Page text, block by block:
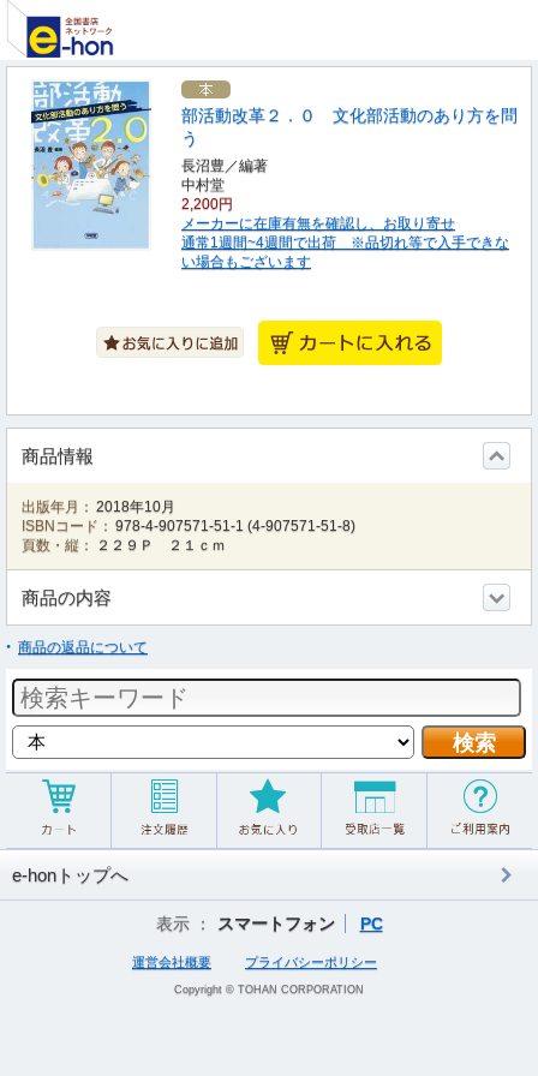
部活動改革２．０ 文化部活動のあり方を問
う
長沼豊／編著
中村堂
2,200円
メーカーに在庫有無を確認し、お取り寄せ
通常1週間~4週間で出荷 ※品切れ等で入手できな
い場合もございます
商品情報
出版年月： 2018年10月
ISBNコード： 978-4-907571-51-1 (4-907571-51-8)
頁数・縦：
２２９Ｐ ２１ｃｍ
商品の内容
商品の返品について
e-honトップへ
表示 ： スマートフォン PC
運営会社概要 プライバシーポリシー
Copyright © TOHAN CORPORATION